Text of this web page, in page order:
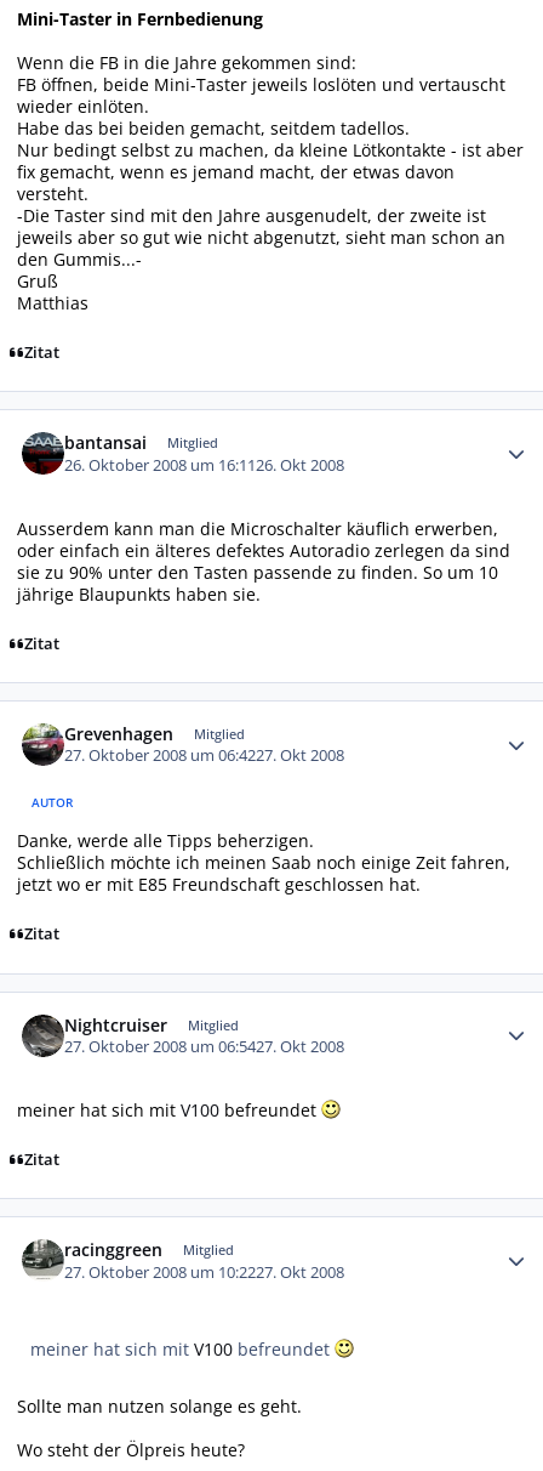
Mini-Taster in Fernbedienung
Wenn die FB in die Jahre gekommen sind:
FB öffnen, beide Mini-Taster jeweils loslöten und vertauscht
wieder einlöten.
Habe das bei beiden gemacht, seitdem tadellos.
Nur bedingt selbst zu machen, da kleine Lötkontakte - ist aber
fix gemacht, wenn es jemand macht, der etwas davon
versteht.
-Die Taster sind mit den Jahre ausgenudelt, der zweite ist
jeweils aber so gut wie nicht abgenutzt, sieht man schon an
den Gummis...-
Gruß
Matthias
Zitat
bantansai Mitglied
26. Oktober 2008 um 16:1126. Okt 2008
Ausserdem kann man die Microschalter käuflich erwerben,
oder einfach ein älteres defektes Autoradio zerlegen da sind
sie zu 90% unter den Tasten passende zu finden. So um 10
jährige Blaupunkts haben sie.
Zitat
Grevenhagen Mitglied
27. Oktober 2008 um 06:4227. Okt 2008
AUTOR
Danke, werde alle Tipps beherzigen.
Schließlich möchte ich meinen Saab noch einige Zeit fahren,
jetzt wo er mit E85 Freundschaft geschlossen hat.
Zitat
Nightcruiser Mitglied
27. Oktober 2008 um 06:5427. Okt 2008
meiner hat sich mit V100 befreundet
Zitat
racinggreen Mitglied
27. Oktober 2008 um 10:2227. Okt 2008
meiner hat sich mitV100 befreundet
Sollte man nutzen solange es geht.
Wo steht der Ölpreis heute?